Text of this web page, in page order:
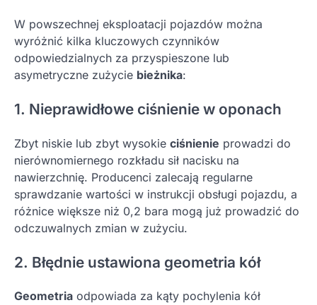
W powszechnej eksploatacji pojazdów można
wyróżnić kilka kluczowych czynników
odpowiedzialnych za przyspieszone lub
asymetryczne zużycie bieżnika:
1. Nieprawidłowe ciśnienie w oponach
Zbyt niskie lub zbyt wysokie ciśnienie prowadzi do
nierównomiernego rozkładu sił nacisku na
nawierzchnię. Producenci zalecają regularne
sprawdzanie wartości w instrukcji obsługi pojazdu, a
różnice większe niż 0,2 bara mogą już prowadzić do
odczuwalnych zmian w zużyciu.
2. Błędnie ustawiona geometria kół
Geometria odpowiada za kąty pochylenia kół